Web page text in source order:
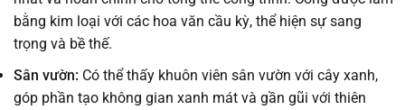
bằng kim loại với các hoa văn cầu kỳ, thể hiện sự sang
trọng và bề thế.
Sân vườn: Có thể thấy khuôn viên sân vườn với cây xanh,
góp phần tạo không gian xanh mát và gần gũi với thiên